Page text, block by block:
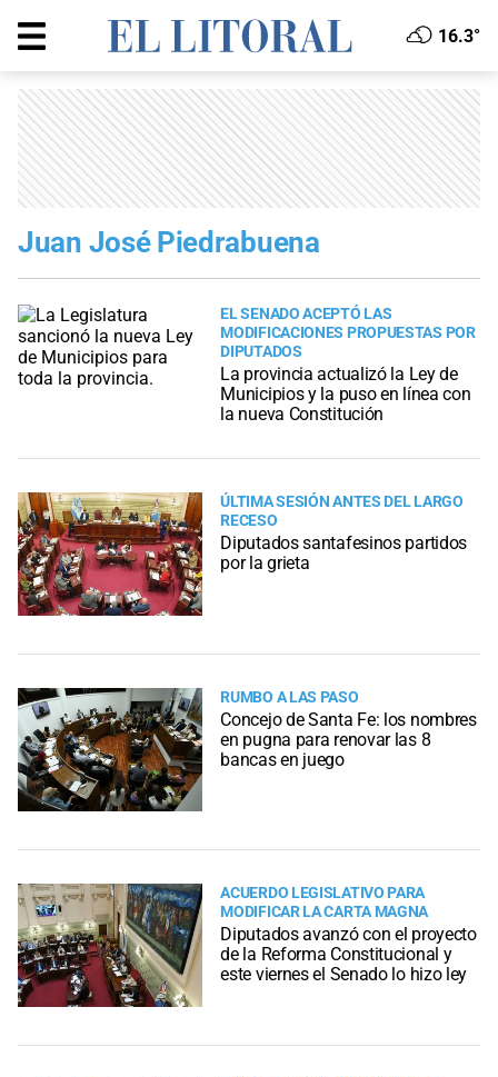
16.3°
Juan José Piedrabuena
EL SENADO ACEPTÓ LAS
MODIFICACIONES PROPUESTAS POR
DIPUTADOS
La provincia actualizó la Ley de
Municipios y la puso en línea con
la nueva Constitución
ÚLTIMA SESIÓN ANTES DEL LARGO
RECESO
Diputados santafesinos partidos
por la grieta
RUMBO A LAS PASO
Concejo de Santa Fe: los nombres
en pugna para renovar las 8
bancas en juego
ACUERDO LEGISLATIVO PARA
MODIFICAR LA CARTA MAGNA
Diputados avanzó con el proyecto
de la Reforma Constitucional y
este viernes el Senado lo hizo ley